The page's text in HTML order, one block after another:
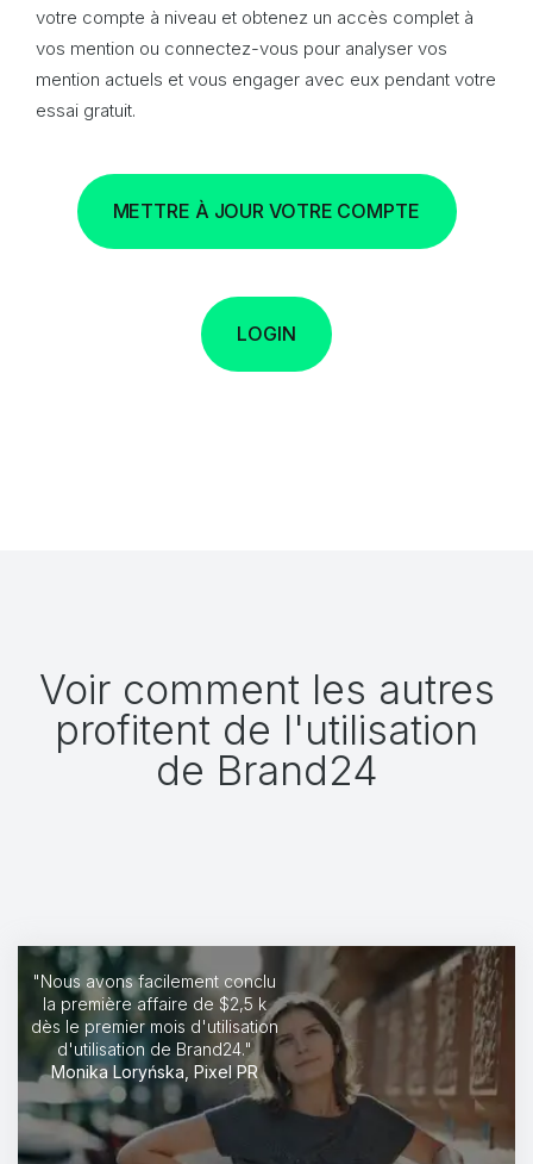
votre compte à niveau et obtenez un accès complet à
vos mention ou connectez-vous pour analyser vos
mention actuels et vous engager avec eux pendant votre
essai gratuit.
METTRE À JOUR VOTRE COMPTE
LOGIN
Voir comment les autres
profitent de l'utilisation
de Brand24
"Nous avons facilement conclu
la première affaire de $2,5 k
dès le premier mois d'utilisation
d'utilisation de Brand24."
Monika Loryńska, Pixel PR